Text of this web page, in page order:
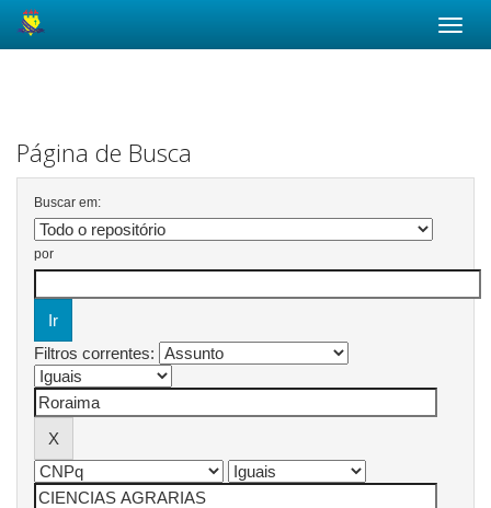
Página de Busca
Buscar em:
por
Filtros correntes: